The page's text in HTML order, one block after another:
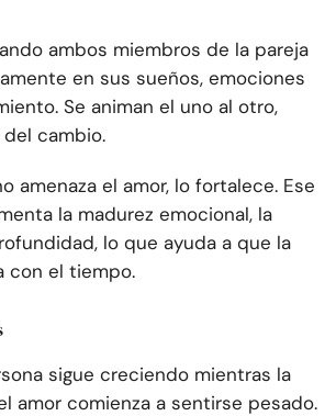
ambos miembros de la pareja
en sus sueños, emociones
Se animan el uno al otro,
cambio.
amenaza el amor, lo fortalece. Ese
la madurez emocional, la
lo que ayuda a que la
con el tiempo.
sigue creciendo mientras la
amor comienza a sentirse pesado.